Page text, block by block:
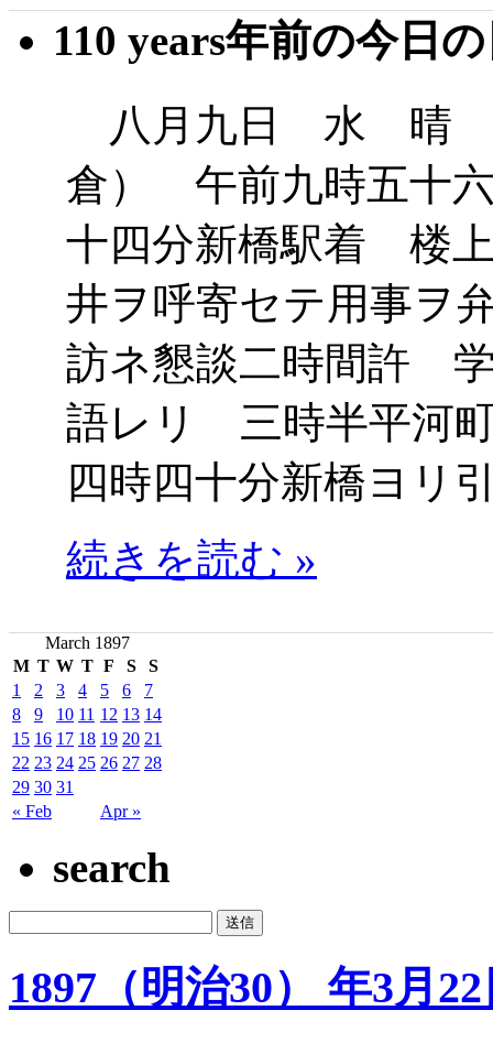
110 years年前の今日
八月九日 水 晴
倉） 午前九時五十
十四分新橋駅着 楼
井ヲ呼寄セテ用事ヲ
訪ネ懇談二時間許
語レリ 三時半平河
四時四十分新橋ヨリ
続きを読む »
March 1897
M T W T F S S
« Feb Apr »
1 2 3 4 5 6
7
8
9 10 11 12 13 14
15 16 17 18 19 20 21
22 23 24 25 26 27 28
29 30 31
search
1897（明治30） 年3月